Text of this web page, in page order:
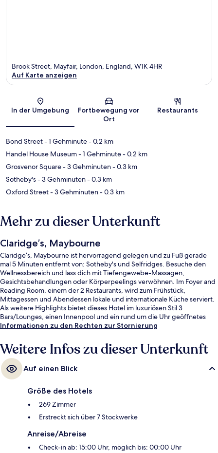
Karte
Brook Street, Mayfair, London, England, W1K 4HR
Auf Karte anzeigen
In der Umgebung
Fortbewegung vor
Ort
Restaurants
Bond Street- 1 Gehminute- 0.2 km
Handel House Museum- 1 Gehminute- 0.2 km
Grosvenor Square- 3 Gehminuten- 0.3 km
Sotheby's- 3 Gehminuten- 0.3 km
Oxford Street- 3 Gehminuten- 0.3 km
Mehr zu dieser Unterkunft
Claridge’s, Maybourne
Claridge’s, Maybourne ist hervorragend gelegen und zu Fuß gerade
mal 5 Minuten entfernt von: Sotheby's und Selfridges. Besuche den
Wellnessbereich und lass dich mit Tiefengewebe-Massagen,
Gesichtsbehandlungen oder Körperpeelings verwöhnen. Im Foyer and
Reading Room, einem der 2 Restaurants, wird zum Frühstück,
Mittagessen und Abendessen lokale und internationale Küche serviert.
Als weitere Highlights bietet dieses Hotel im luxuriösen Stil 3
Bars/Lounges, einen Innenpool und ein rund um die Uhr geöffnetes
Fitnesscenter. Andere Reisende lieben das hilfsbereite Personal. Die
Zur Bahnhof Bond Street (Elizabeth Line) sind es 3 Minuten und zur U-
Bahn-Station Bond Street 3 Minuten.
Informationen zu den Rechten zur Stornierung
Weitere Infos zu dieser Unterkunft
Auf einen Blick
Größe des Hotels
269 Zimmer
Erstreckt sich über 7 Stockwerke
Anreise/Abreise
Check-in ab: 15:00 Uhr, möglich bis: 00:00 Uhr